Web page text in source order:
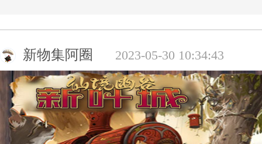
新物集阿圈 2023-05-30 10:34:43